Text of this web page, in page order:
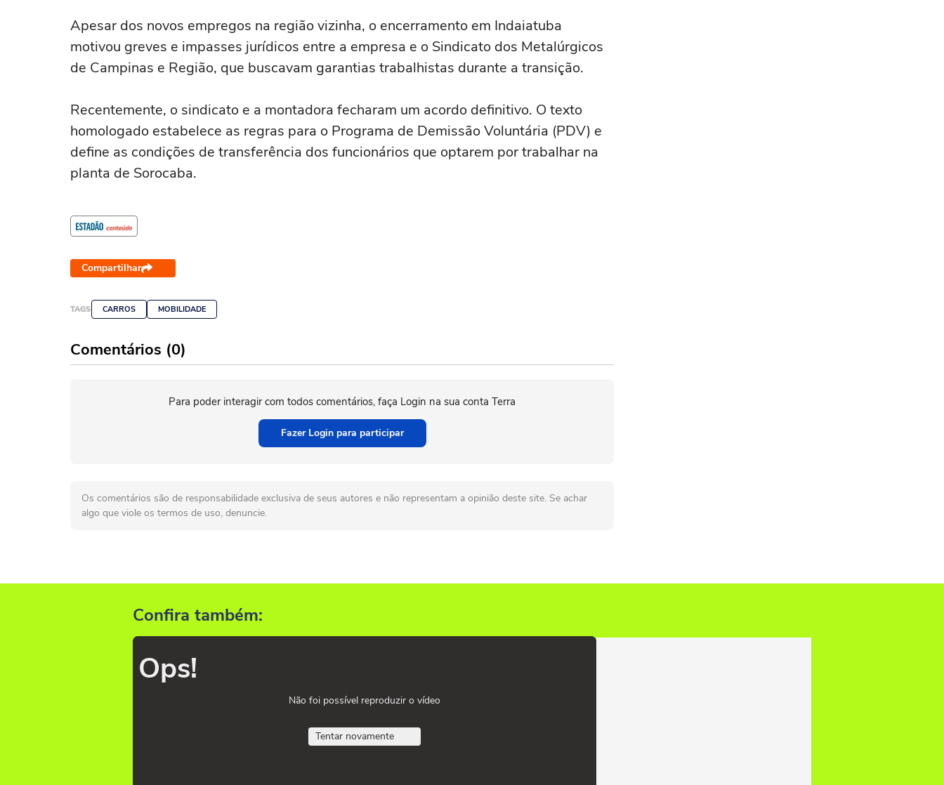
Apesar dos novos empregos na região vizinha, o encerramento em Indaiatuba
motivou greves e impasses jurídicos entre a empresa e o Sindicato dos Metalúrgicos
de Campinas e Região, que buscavam garantias trabalhistas durante a transição.
Recentemente, o sindicato e a montadora fecharam um acordo definitivo. O texto
homologado estabelece as regras para o Programa de Demissão Voluntária (PDV) e
define as condições de transferência dos funcionários que optarem por trabalhar na
planta de Sorocaba.
Compartilhar
TAGS CARROS MOBILIDADE
Comentários (0)
Para poder interagir com todos comentários, faça Login na sua conta Terra
Fazer Login para participar
Os comentários são de responsabilidade exclusiva de seus autores e não representam a opinião deste site. Se achar
algo que viole os termos de uso, denuncie.
Confira também:
Ops!
Não foi possível reproduzir o vídeo
Tentar novamente